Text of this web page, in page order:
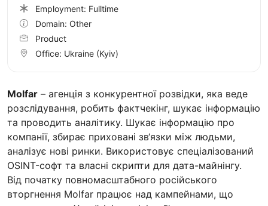
Molfar – агенція з конкурентної розвідки, яка веде
розслідування, робить фактчекінг, шукає інформацію
та проводить аналітику. Шукає інформацію про
компанії, збирає приховані зв‘язки між людьми,
аналізує нові ринки. Використовує спеціалізований
OSINT-софт та власні скрипти для дата-майнінгу.
Від початку повномасштабного російського
вторгнення Molfar працює над кампейнами, що
Employment: Fulltime
Domain: Other
Product
Office: Ukraine (Kyiv)